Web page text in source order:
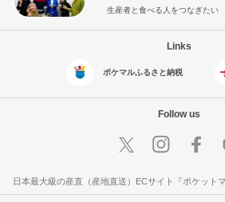
生産者と食べる人をつなぎたい
Links
ポケマルふるさと納税
Follow us
日本最大級の産直（産地直送）ECサイト『ポケット